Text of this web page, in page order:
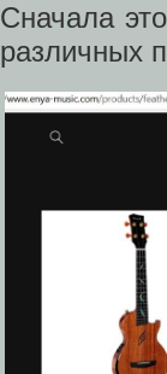
Сначала
различных